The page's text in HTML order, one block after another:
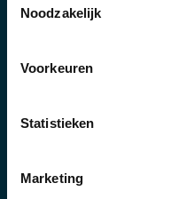
Noodzakelijk
Voorkeuren
Statistieken
Marketing
Kernpartners: